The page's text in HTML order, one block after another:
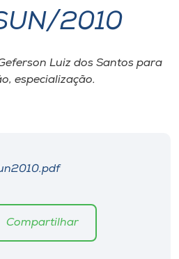
2010
Luiz dos Santos para
especialização.
Compartilhar